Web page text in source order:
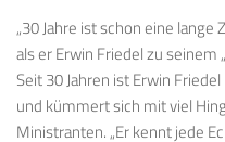
„30 Jahre ist schon eine lange
als er Erwin Friedel zu
Seit 30 Jahren ist Erwin
und kümmert sich mit viel
Ministranten. „Er kennt jede